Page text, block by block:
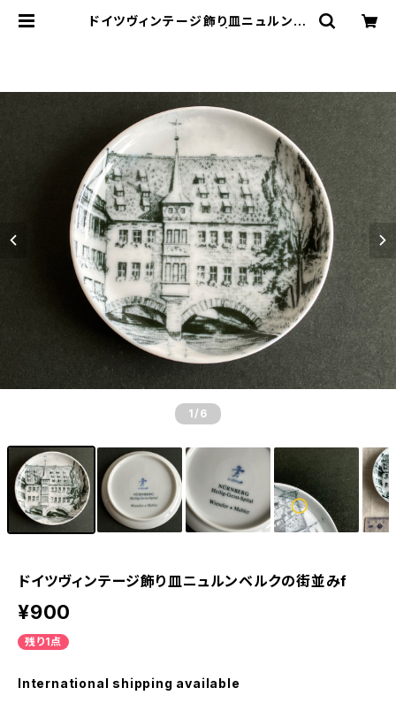
ドイツヴィンテージ飾り皿ニュルンベ
1 /6
ドイツヴィンテージ飾り皿ニュルンベルクの街並みf
¥900
残り1点
International shipping available